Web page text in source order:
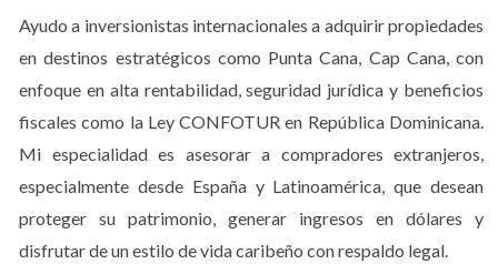
economía nacional y global. En Colombia, la inflación ha
sido un problema persistente, afectando el poder
adquisitivo de los ciudadanos. Con tasas superiores al
11%, muchos se sienten atrapados entre la necesidad de
comprar una casa y el temor a comprometerse con
pagos mensuales elevados. Esto contrasta notablemente
con la situación en RD, donde las tasas en dólares
ofrecen una opción más favorable para aquellos que
Ayudo a inversionistas internacionales a adquirir propiedades
en destinos estratégicos como Punta Cana, Cap Cana, con
enfoque en alta rentabilidad, seguridad jurídica y beneficios
fiscales como la Ley CONFOTUR en República Dominicana.
Mi especialidad es asesorar a compradores extranjeros,
especialmente desde España y Latinoamérica, que desean
proteger su patrimonio, generar ingresos en dólares y
disfrutar de un estilo de vida caribeño con respaldo legal.